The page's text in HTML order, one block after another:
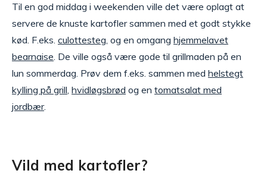
Til en god middag i weekenden ville det være oplagt at
servere de knuste kartofler sammen med et godt stykke
kød. F.eks. culottesteg, og en omgang hjemmelavet
bearnaise. De ville også være gode til grillmaden på en
lun sommerdag. Prøv dem f.eks. sammen med helstegt
kylling på grill, hvidløgsbrød og en tomatsalat med
jordbær.
Vild med kartofler?